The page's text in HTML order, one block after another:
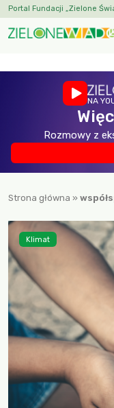
Portal Fundacji „Zielone
NA
Rozmowy z
Strona główna »
Klimat